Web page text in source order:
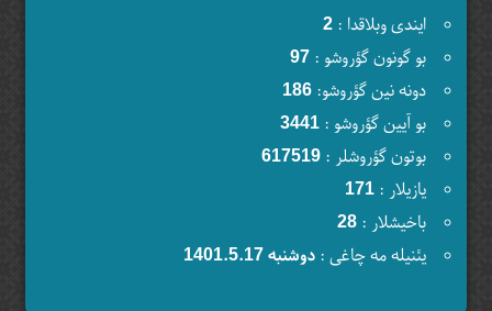
ایندی وبلاقدا : 2
بو گونون گؤروشو : 97
دونه نین گؤروشو: 186
بو آیین گؤروشو : 3441
بوتون گؤروشلر : 617519
یازیلار : 171
باخیشلار : 28
یئنیله مه چاغی : دوشنبه 1401.5.17